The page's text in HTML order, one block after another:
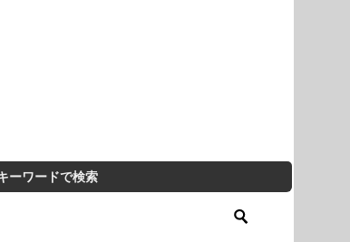
ーワードで検索